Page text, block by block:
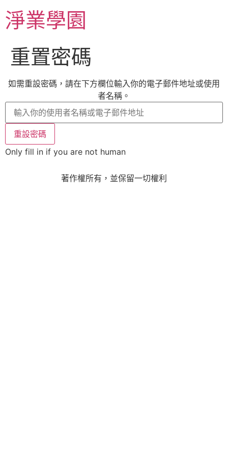
淨業學園
重置密碼
如需重設密碼，請在下方欄位輸入你的電子郵件地址或使用
者名稱。
Only fill in if you are not human
著作權所有，並保留一切權利